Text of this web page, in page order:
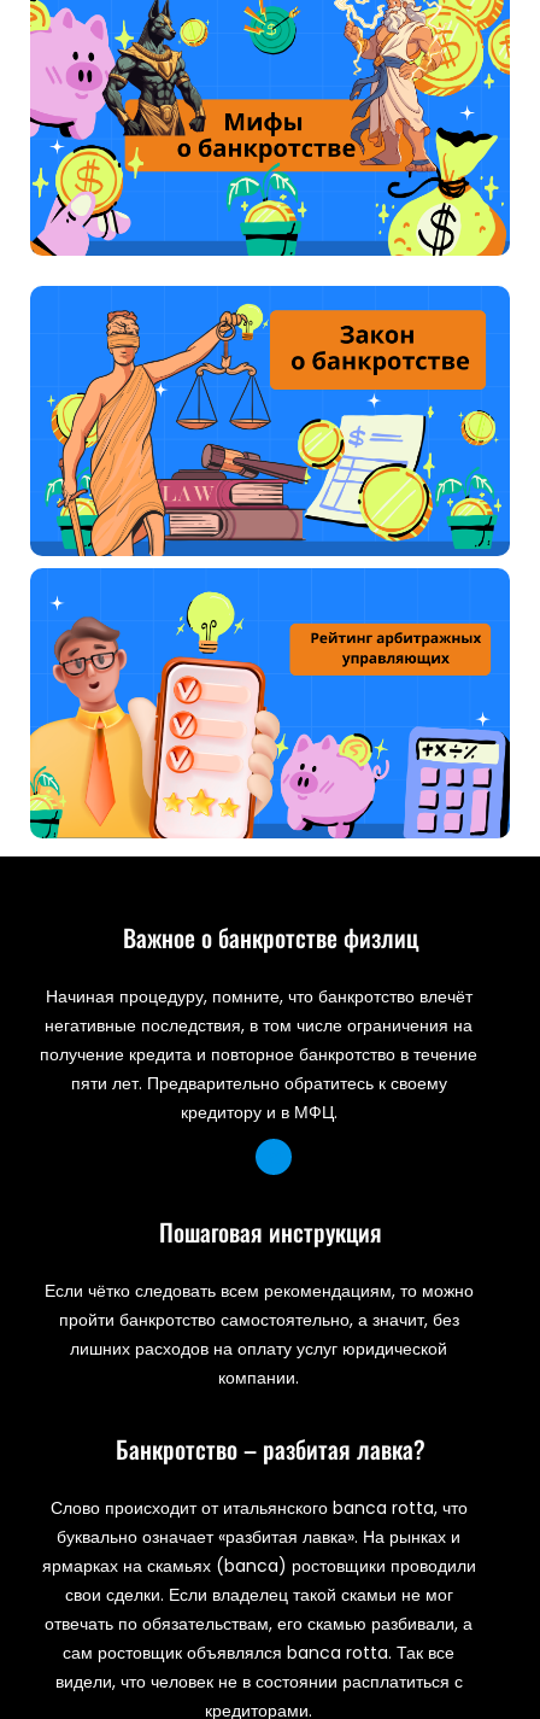
Важное о банкротстве физлиц
Начиная процедуру, помните, что банкротство влечёт
негативные последствия, в том числе ограничения на
получение кредита и повторное банкротство в течение
пяти лет. Предварительно обратитесь к своему
кредитору и в МФЦ.
Пошаговая инструкция
Если чётко следовать всем рекомендациям, то можно
пройти банкротство самостоятельно, а значит, без
лишних расходов на оплату услуг юридической
компании.
Банкротство – разбитая лавка?
Слово происходит от итальянского banca rotta, что
буквально означает «разбитая лавка». На рынках и
ярмарках на скамьях (banca) ростовщики проводили
свои сделки. Если владелец такой скамьи не мог
отвечать по обязательствам, его скамью разбивали, а
сам ростовщик объявлялся banca rotta. Так все
видели, что человек не в состоянии расплатиться с
кредиторами.